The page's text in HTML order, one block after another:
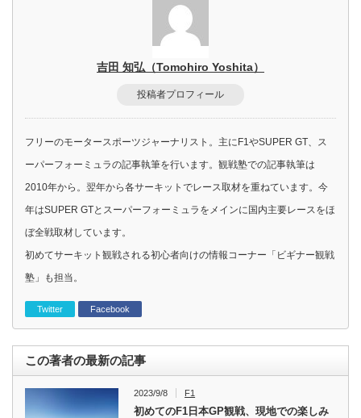
吉田 知弘（Tomohiro Yoshita）
投稿者プロフィール
フリーのモータースポーツジャーナリスト。主にF1やSUPER GT、ス
ーパーフォーミュラの記事執筆を行います。観戦塾での記事執筆は
2010年から。翌年から各サーキットでレース取材を重ねています。今
年はSUPER GTとスーパーフォーミュラをメインに国内主要レースをほ
ぼ全戦取材しています。
初めてサーキット観戦される初心者向けの情報コーナー「ビギナー観戦
塾」も担当。
Twitter Facebook
この著者の最新の記事
2023/9/8 F1
初めてのF1日本GP観戦、現地での楽しみ